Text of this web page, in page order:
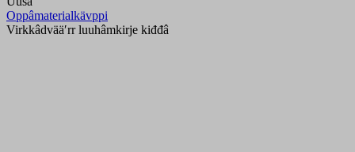
Oppâmaterialkävppi
Virkkâdvääʹrr luuhâmkirje kiđđâ